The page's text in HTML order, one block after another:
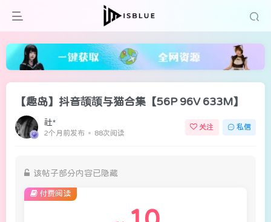
【趣岛】抖音颉颉与猫合集【56P 96V 633M】
社*
2个月前发布 88次阅读
关注 私信
该帖子部分内容已隐藏
付费阅读